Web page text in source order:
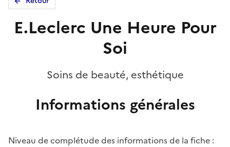
E.Leclerc Une Heure Pour
Soi
Soins de beauté, esthétique
Informations générales
Niveau de complétude des informations de la fiche :